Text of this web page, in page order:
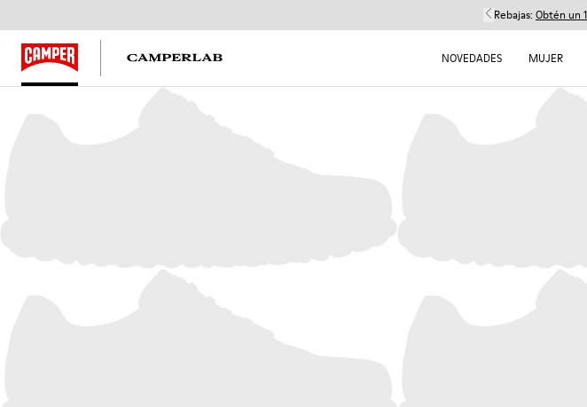
Rebajas: Obtén un
NOVEDADES MUJER